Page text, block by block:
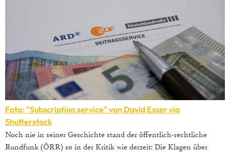
Foto: "Subscription service" von David Esser via
Shutterstock
Noch nie in seiner Geschichte stand der öffentlich-rechtliche
Rundfunk (ÖRR) so in der Kritik wie derzeit: Die Klagen über